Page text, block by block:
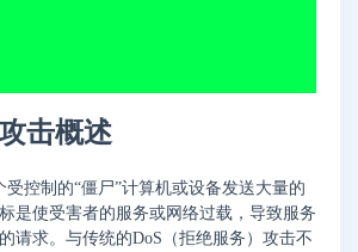
击概述
受控制的“僵尸”计算机或设备发送大量的
是使受害者的服务或网络过载，导致服务
请求。与传统的DoS（拒绝服务）攻击不